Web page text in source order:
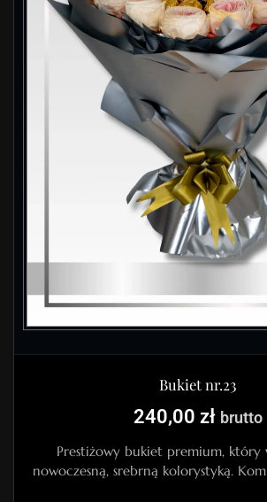
Bukiet nr.23
240,00 zł brutto
Prestiżowy bukiet premium, który
nowoczesną, srebrną kolorystyką.